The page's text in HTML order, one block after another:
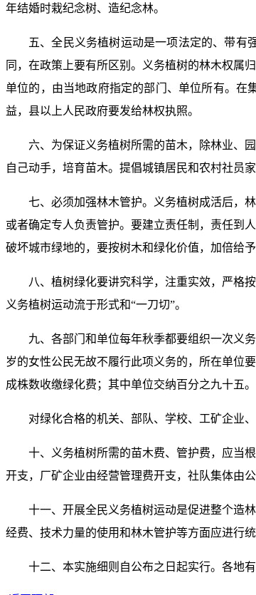
年结婚时栽纪念树、造纪念林。
五、全民义务植树运动是一项法定的、带有
同，在政策上要有所区别。义务植树的林木权属
单位的，由当地政府指定的部门、单位所有。在
益，县以上人民政府要发给林权执照。
六、为保证义务植树所需的苗木，除林业、
自己动手，培育苗木。提倡城镇居民和农村社员
七、必须加强林木管护。义务植树成活后，
或者确定专人负责管护。要建立责任制，责任到
破坏城市绿地的，要按树木和绿化价值，加倍给
八、植树绿化要讲究科学，注重实效，严格
义务植树运动流于形式和“一刀切”。
九、各部门和单位每年秋季都要组织一次义
岁的女性公民无故不履行此项义务的，所在单位
成株数收缴绿化费；其中单位交纳百分之九十五
对绿化合格的机关、部队、学校、工矿企业
十、义务植树所需的苗木费、管护费，应当
开支，厂矿企业由经营管理费开支，社队集体由
十一、开展全民义务植树运动是促进整个造
经费、技术力量的使用和林木管护等方面应进行
十二、本实施细则自公布之日起实行。各地